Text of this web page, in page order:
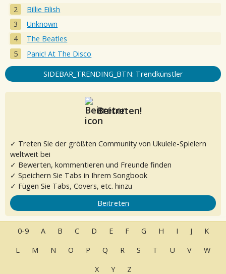
Billie Eilish
Unknown
The Beatles
Panic! At The Disco
SIDEBAR_TRENDING_BTN: Trendkünstler
Beitreten!
✓ Treten Sie der größten Community von Ukulele-Spielern
weltweit bei
✓ Bewerten, kommentieren und Freunde finden
✓ Speichern Sie Tabs in Ihrem Songbook
✓ Fügen Sie Tabs, Covers, etc. hinzu
Beitreten
0-9 A B C D E F G H I J
K
L
M N O P Q R S T U V
W
X
Y Z